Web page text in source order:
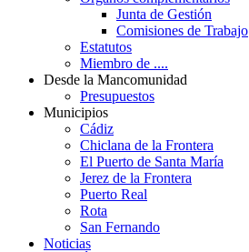
Junta de Gestión
Comisiones de Trabajo
Estatutos
Miembro de ....
Desde la Mancomunidad
Presupuestos
Municipios
Cádiz
Chiclana de la Frontera
El Puerto de Santa María
Jerez de la Frontera
Puerto Real
Rota
San Fernando
Noticias